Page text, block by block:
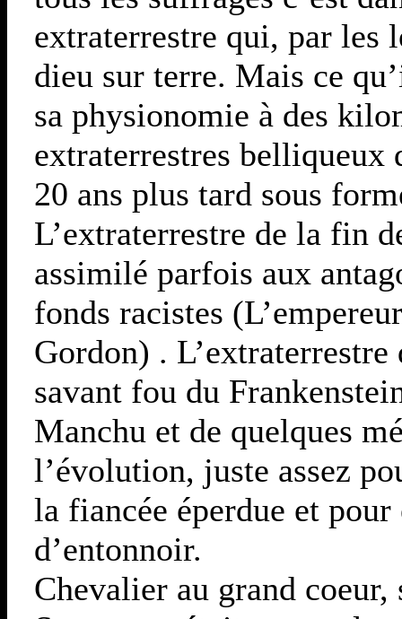
extraterrestre qui, par les
dieu sur terre. Mais ce
sa physionomie à des
extraterrestres belliqueux
20 ans plus tard sous
L’extraterrestre de la fin
assimilé parfois aux
fonds racistes
Gordon) .
savant fou du
Manchu et de quelques
l’évolution, juste assez
la fiancée éperdue et
d’entonnoir.
Chevalier au grand